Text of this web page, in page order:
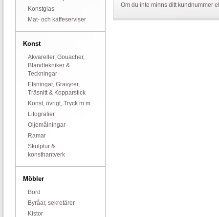
Konstglas
Mat- och kaffeserviser
Konst
Akvareller, Gouacher,
Blandtekniker &
Teckningar
Etsningar, Gravyrer,
Träsnitt & Kopparstick
Konst, övrigt, Tryck m.m.
Litografier
Oljemålningar
Ramar
Skulptur &
konsthantverk
Möbler
Bord
Byråar, sekretärer
Kistor
Om du inte minns ditt kundnummer